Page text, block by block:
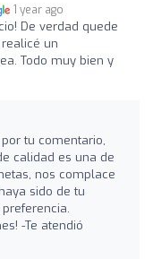
1 year ago
De verdad quede
un
Todo muy bien y
por tu comentario,
calidad es una de
nos complace
sido de tu
-Te atendió